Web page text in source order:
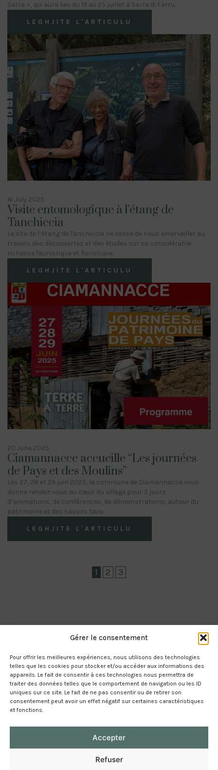
Gérer le consentement
Pour offrir les meilleures expériences, nous utilisons des technologies
telles que les cookies pour stocker et/ou accéder aux informations des
appareils. Le fait de consentir à ces technologies nous permettra de
traiter des données telles que le comportement de navigation ou les ID
uniques sur ce site. Le fait de ne pas consentir ou de retirer son
consentement peut avoir un effet négatif sur certaines caractéristiques
et fonctions.
Accepter
Refuser
Sarra », qui aura lieu du 19 au 25 juillet à Sarra di Farru.
LEGHJITE L'ARTICULU
16 July 2025
Visite entomologique à l’étang de
Tanchiccia
Le site de l’étang de Tanchiccia ne cesse de nous émerveiller au
travers des découvertes et des études sur sa considérable
richesse faunistique et floristique.
LEGHJITE L'ARTICULU
20 June 2025
Ciamannacce accueille “Les journées
de Pays et des Moulins”
Les 27, 28 et 29 juin 2025, la commune de Ciamannacce vous
donne rendez-vous au cœur du village pour 3 jours
d’animations, de conférences, de démonstrations, autour du
patrimoine et des savoirs faire.
LEGHJITE L'ARTICULU
1 2 3
RGPD